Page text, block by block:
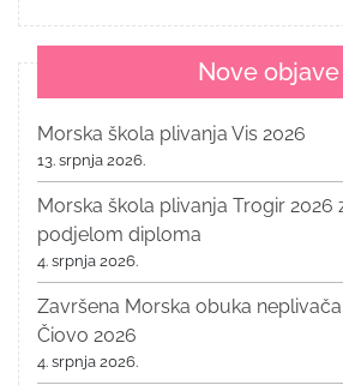
Nove objave
Morska škola plivanja Vis 2026
13. srpnja 2026.
Morska škola plivanja Trogir 2026
podjelom diploma
4. srpnja 2026.
Završena Morska obuka
Čiovo 2026
4. srpnja 2026.